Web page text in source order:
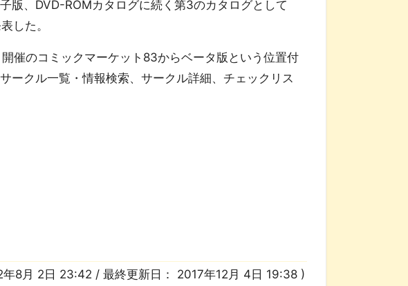
版、DVD-ROMカタログに続く第3のカタログとして
した。
催のコミックマーケット83からベータ版という位置付
ークル一覧・情報検索、サークル詳細、チェックリス
年8月 2日 23:42 / 最終更新日： 2017年12月 4日 19:38 )